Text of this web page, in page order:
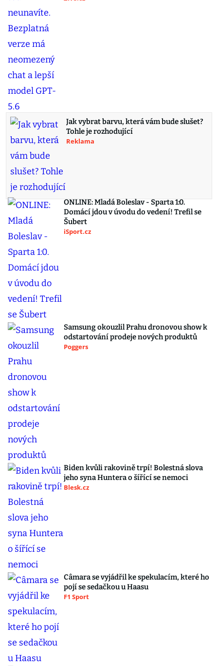
Jak vybrat barvu, která vám bude slušet?
Tohle je rozhodující
Reklama
ONLINE: Mladá Boleslav - Sparta 1:0.
Domácí jdou v úvodu do vedení! Trefil se
Šubert
iSport.cz
Samsung okouzlil Prahu dronovou show k
odstartování prodeje nových produktů
Poggers
Biden kvůli rakovině trpí! Bolestná slova
jeho syna Huntera o šířící se nemoci
Blesk.cz
Câmara se vyjádřil ke spekulacím, které ho
pojí se sedačkou u Haasu
F1 Sport